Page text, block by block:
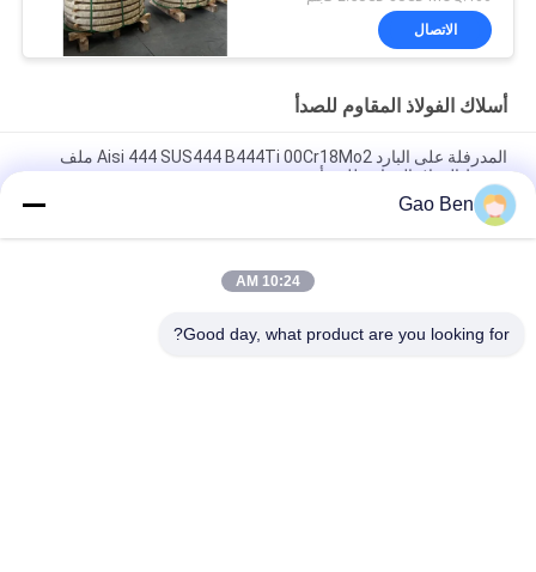
الاتصال
أسلاك الفولاذ المقاوم للصدأ
المدرفلة على البارد Aisi 444 SUS444 B444Ti 00Cr18Mo2 ملف
شريط الفولاذ المقاوم للصدأ
البارد AISI 430، 0.4*1000 مم عرض SUS430 BA سطح
سمك 0.5mm ASTM A240 AISI 430 قطعة الفولاذ المقاوم للصدأ عمق
Gao Ben
10:24 AM
Good day, what product are you looking for?